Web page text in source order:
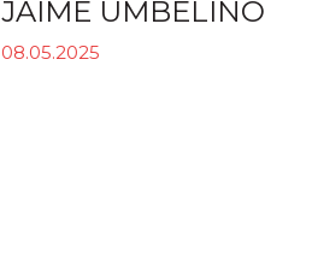
JAIME UMBELINO
08.05.2025